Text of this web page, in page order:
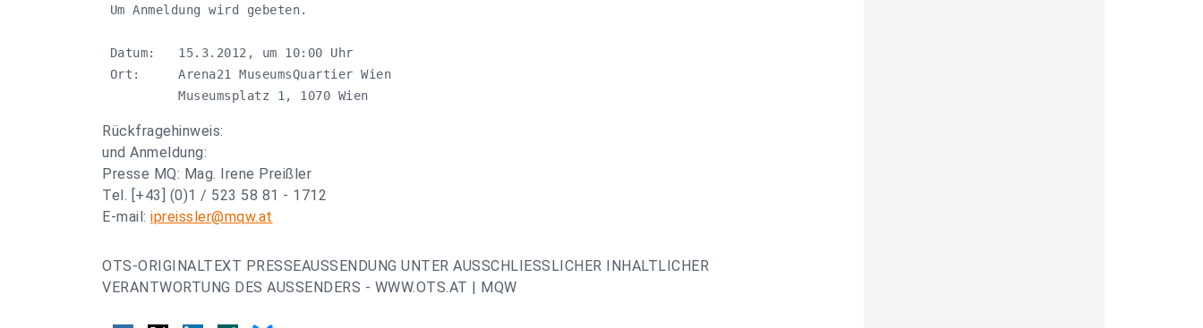
Um Anmeldung wird gebeten.
Datum:   15.3.2012, um 10:00 Uhr
Ort:     Arena21 MuseumsQuartier Wien
          Museumsplatz 1, 1070 Wien
Rückfragehinweis:
und Anmeldung:
Presse MQ: Mag. Irene Preißler
Tel. [+43] (0)1 / 523 58 81 - 1712
E-mail: ipreissler@mqw.at
OTS-ORIGINALTEXT PRESSEAUSSENDUNG UNTER AUSSCHLIESSLICHER INHALTLICHER
VERANTWORTUNG DES AUSSENDERS - WWW.OTS.AT | MQW